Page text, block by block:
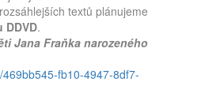
textů plánujeme
DDVD.
Jana Fraňka narozeného
fb10-4947-8df7-